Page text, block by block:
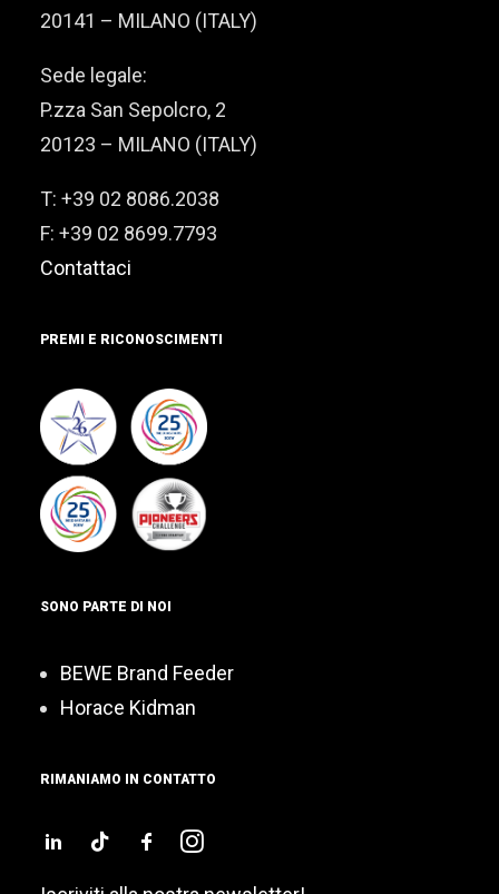
20141 – MILANO (ITALY)
Sede legale:
P.zza San Sepolcro, 2
20123 – MILANO (ITALY)
T: +39 02 8086.2038
F: +39 02 8699.7793
Contattaci
PREMI E RICONOSCIMENTI
SONO PARTE DI NOI
BEWE Brand Feeder
Horace Kidman
RIMANIAMO IN CONTATTO